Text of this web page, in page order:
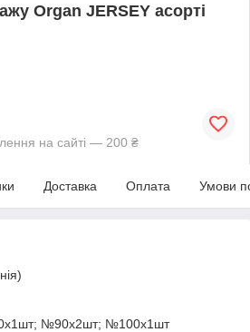
Organ JERSEY асорті
на сайті — 200 ₴
Доставка Оплата Умови
№90х2шт; №100х1шт